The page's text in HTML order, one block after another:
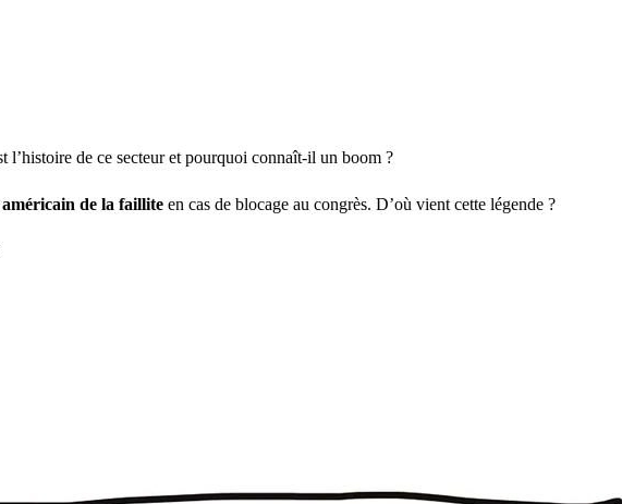
l’histoire de ce secteur et pourquoi connaît-il un boom ?
de la faillite en cas de blocage au congrès. D’où vient cette légende ?